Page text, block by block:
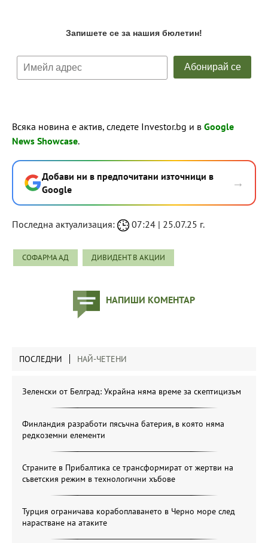
Всяка новина е актив, следете Investor.bg и в Google
News Showcase.
Добави ни в предпочитани източници в
Google
→
Последна актуализация: 07:24 | 25.07.25 г.
СОФАРМА АД ДИВИДЕНТ В АКЦИИ
НАПИШИ КОМЕНТАР
ПОСЛЕДНИ НАЙ-ЧЕТЕНИ
Зеленски от Белград: Украйна няма време за скептицизъм
Финландия разработи пясъчна батерия, в която няма
редкоземни елементи
Страните в Прибалтика се трансформират от жертви на
съветския режим в технологични хъбове
Турция ограничава корабоплаването в Черно море след
нарастване на атаките